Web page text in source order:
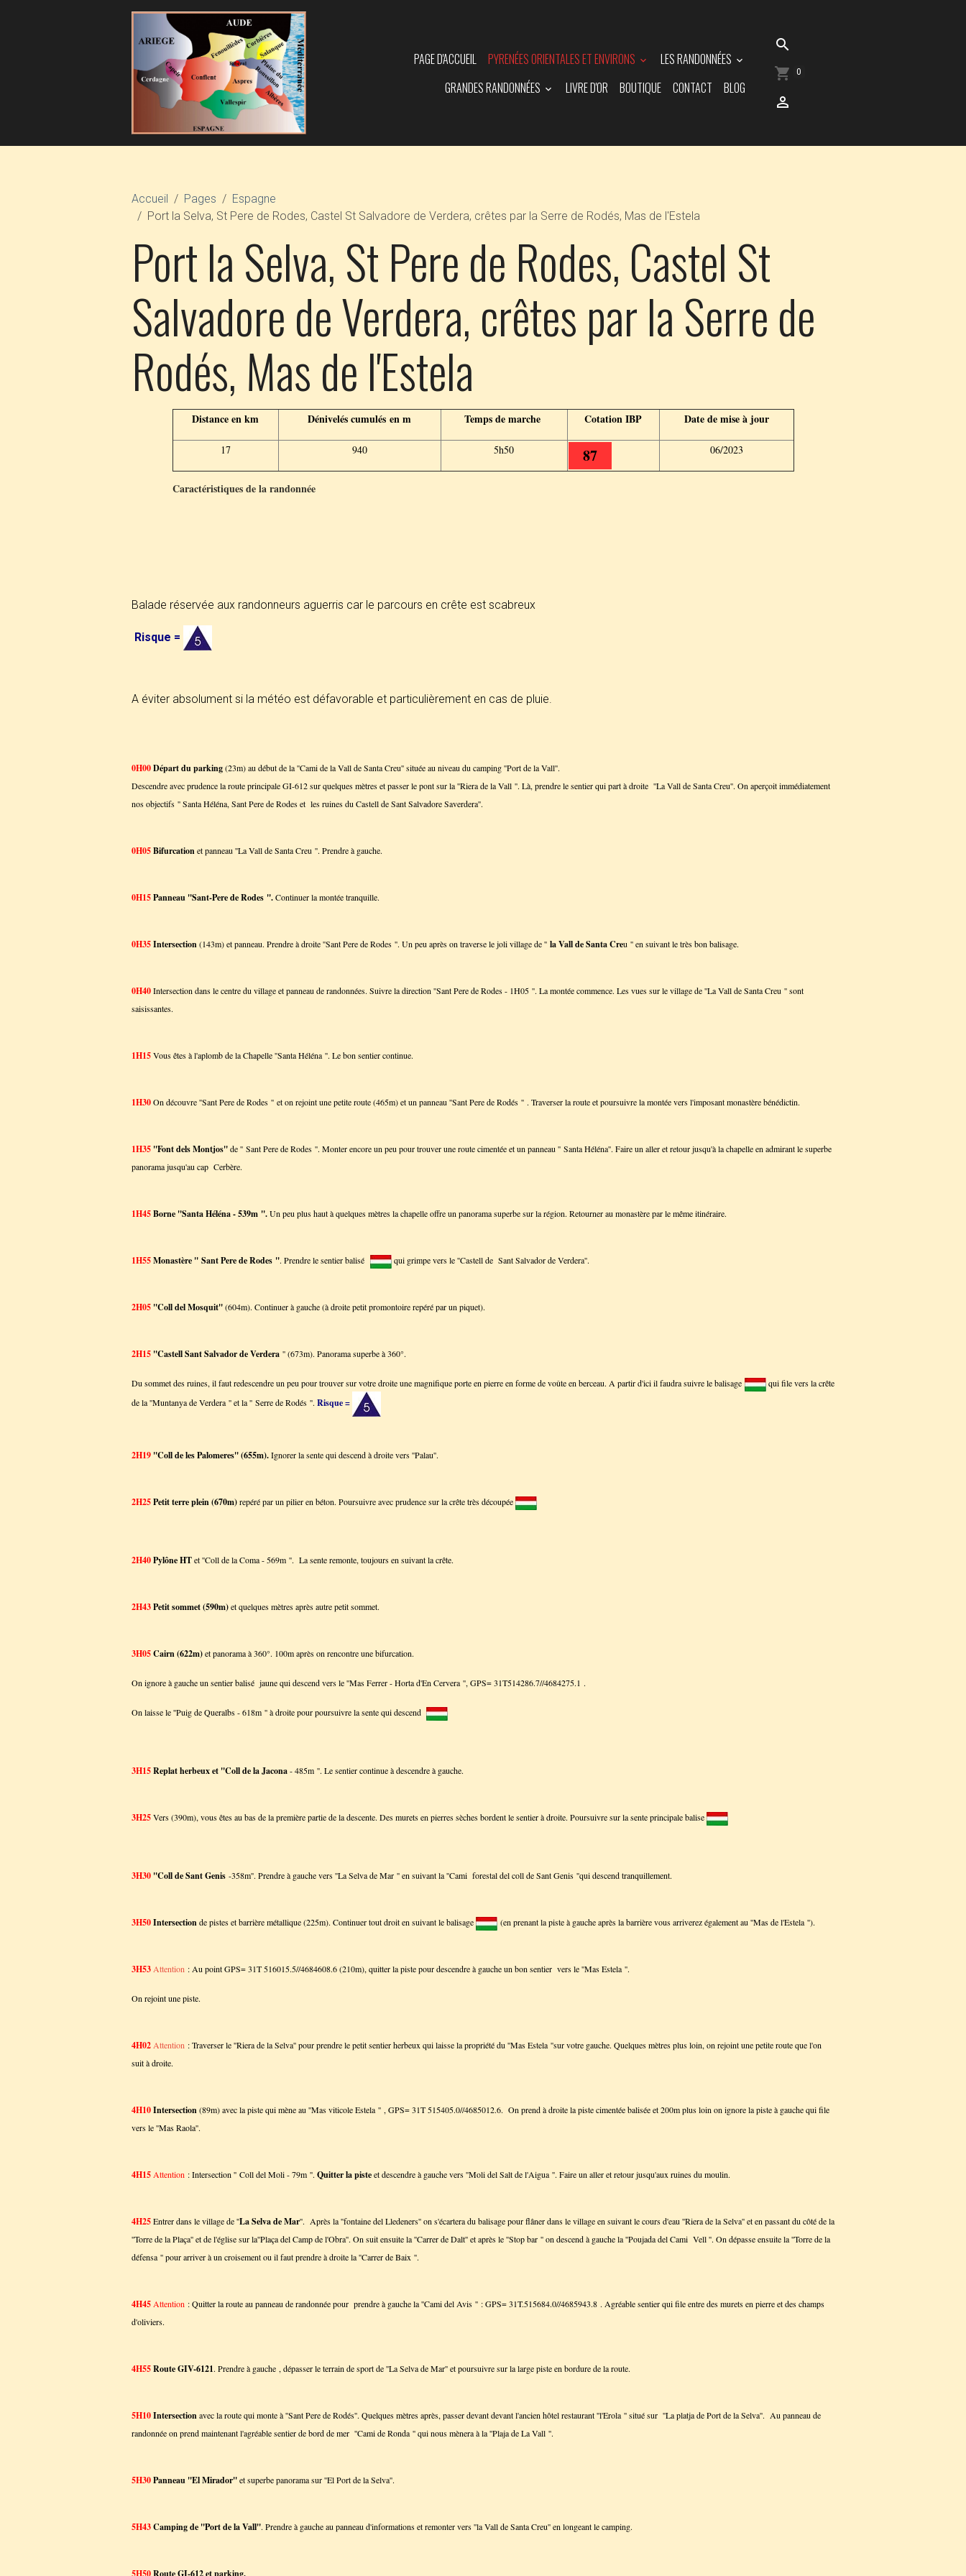
PAGE D'ACCUEIL PYRENÉES ORIENTALES ET ENVIRONS
LES RANDONNÉES
GRANDES RANDONNÉES
LIVRE D'OR BOUTIQUE CONTACT BLOG
0
Accueil Pages
Espagne
Port la Selva, St Pere de Rodes, Castel St Salvadore de Verdera, crêtes par la Serre de Rodés, Mas de l'Estela
Port la Selva, St Pere de Rodes, Castel St
Salvadore de Verdera, crêtes par la Serre de
Rodés, Mas de l'Estela
Distance en km Dénivelés cumulés en m Temps de marche Cotation IBP Date de mise à jour
Caractéristiques de la randonnée
17 940 5h50 87 06/2023
Balade réservée aux randonneurs aguerris car le parcours en crête est scabreux
Risque =
A éviter absolument si la météo est défavorable et particulièrement en cas de pluie.
0H00Départ du parking(23m) au début de la ''Cami de la Vall de Santa Creu'' située au niveau du camping ''Port de la Vall''.
Descendre avec prudence la route principale GI-612 sur quelques mètres et passer le pont sur la ''Riera de la Vall ''. Là, prendre le sentier qui part à droite ''La Vall de Santa Creu''. On aperçoit immédiatement
nos objectifs '' Santa Héléna, Sant Pere de Rodes et les ruines du Castell de Sant Salvadore Saverdera''.
0H05Bifurcationet panneau ''La Vall de Santa Creu ''. Prendre à gauche.
0H15Panneau ''Sant-Pere de Rodes ''.Continuer la montée tranquille.
0H35Intersection(143m) et panneau. Prendre à droite ''Sant Pere de Rodes ''. Un peu après on traverse le joli village de '' la Vall de Santa Creu '' en suivant le très bon balisage.
0H40Intersection dans le centre du village et panneau de randonnées. Suivre la direction ''Sant Pere de Rodes - 1H05 ''. La montée commence. Les vues sur le village de ''La Vall de Santa Creu '' sont
saisissantes.
1H15Vous êtes à l'aplomb de la Chapelle ''Santa Héléna ''. Le bon sentier continue.
1H30On découvre ''Sant Pere de Rodes '' et on rejoint une petite route (465m) et un panneau ''Sant Pere de Rodés '' . Traverser la route et poursuivre la montée vers l'imposant monastère bénédictin.
1H35 ''Font dels Montjos''de '' Sant Pere de Rodes ''. Monter encore un peu pour trouver une route cimentée et un panneau '' Santa Héléna''. Faire un aller et retour jusqu'à la chapelle en admirant le superbe
panorama jusqu'au cap Cerbère.
1H45Borne ''Santa Héléna - 539m ''.Un peu plus haut à quelques mètres la chapelle offre un panorama superbe sur la région. Retourner au monastère par le même itinéraire.
1H55Monastère '' Sant Pere de Rodes ''. Prendre le sentier balisé qui grimpe vers le ''Castell de Sant Salvador de Verdera''.
2H05 ''Coll del Mosquit''(604m). Continuer à gauche (à droite petit promontoire repéré par un piquet).
2H15 ''Castell Sant Salvador de Verdera '' (673m). Panorama superbe à 360°.
Du sommet des ruines, il faut redescendre un peu pour trouver sur votre droite une magnifique porte en pierre en forme de voûte en berceau. A partir d'ici il faudra suivre le balisage
qui file vers la crête
de la ''Muntanya de Verdera '' et la '' Serre de Rodés ''. Risque =
2H19 ''Coll de les Palomeres'' (655m).Ignorer la sente qui descend à droite vers ''Palau''.
2H25Petit terre plein (670m)repéré par un pilier en béton. Poursuivre avec prudence sur la crête très découpée
2H40Pylône HTet ''Coll de la Coma - 569m ''. La sente remonte, toujours en suivant la crête.
2H43Petit sommet (590m)et quelques mètres après autre petit sommet.
3H05Cairn (622m)et panorama à 360°. 100m après on rencontre une bifurcation.
On ignore à gauche un sentier balisé jaune qui descend vers le ''Mas Ferrer - Horta d'En Cervera '', GPS= 31T514286.7//4684275.1 .
On laisse le ''Puig de Queralbs - 618m '' à droite pour poursuivre la sente qui descend
3H15Replat herbeux et ''Coll de la Jacona- 485m ''. Le sentier continue à descendre à gauche.
3H25Vers (390m), vous êtes au bas de la première partie de la descente. Des murets en pierres sèches bordent le sentier à droite. Poursuivre sur la sente principale balise
3H30 ''Coll de Sant Genis -358m''. Prendre à gauche vers ''La Selva de Mar '' en suivant la ''Cami forestal del coll de Sant Genis ''qui descend tranquillement.
3H50Intersectionde pistes et barrière métallique (225m). Continuer tout droit en suivant le balisage (en prenant la piste à gauche après la barrière vous arriverez également au ''Mas de l'Estela '').
3H53 Attention : Au point GPS= 31T 516015.5//4684608.6 (210m), quitter la piste pour descendre à gauche un bon sentier vers le ''Mas Estela ''.
On rejoint une piste.
4H02 Attention : Traverser le ''Riera de la Selva'' pour prendre le petit sentier herbeux qui laisse la propriété du ''Mas Estela ''sur votre gauche. Quelques mètres plus loin, on rejoint une petite route que l'on
suit à droite.
4H10Intersection(89m) avec la piste qui mène au ''Mas viticole Estela '' , GPS= 31T 515405.0//4685012.6. On prend à droite la piste cimentée balisée et 200m plus loin on ignore la piste à gauche qui file
vers le ''Mas Raola''.
4H15 Attention : Intersection '' Coll del Moli - 79m ''. Quitter la pisteet descendre à gauche vers ''Moli del Salt de l'Aigua ''. Faire un aller et retour jusqu'aux ruines du moulin.
4H25Entrer dans le village de ''La Selva de Mar''. Après la ''fontaine del Lledeners'' on s'écartera du balisage pour flâner dans le village en suivant le cours d'eau ''Riera de la Selva'' et en passant du côté de la
''Torre de la Plaça'' et de l'église sur la''Plaça del Camp de l'Obra''. On suit ensuite la ''Carrer de Dalt'' et après le ''Stop bar '' on descend à gauche la ''Poujada del Cami Vell ''. On dépasse ensuite la ''Torre de la
défensa '' pour arriver à un croisement ou il faut prendre à droite la ''Carrer de Baix ''.
4H45 Attention : Quitter la route au panneau de randonnée pour prendre à gauche la ''Cami del Avis '' : GPS= 31T.515684.0//4685943.8 . Agréable sentier qui file entre des murets en pierre et des champs
d'oliviers.
4H55Route GIV-6121. Prendre à gauche , dépasser le terrain de sport de ''La Selva de Mar'' et poursuivre sur la large piste en bordure de la route.
5H10Intersectionavec la route qui monte à ''Sant Pere de Rodés''. Quelques mètres après, passer devant devant l'ancien hôtel restaurant ''l'Erola '' situé sur ''La platja de Port de la Selva''. Au panneau de
randonnée on prend maintenant l'agréable sentier de bord de mer ''Cami de Ronda '' qui nous mènera à la ''Plaja de La Vall ''.
5H30Panneau ''El Mirador''et superbe panorama sur ''El Port de la Selva''.
5H43Camping de ''Port de la Vall''. Prendre à gauche au panneau d'informations et remonter vers ''la Vall de Santa Creu'' en longeant le camping.
5H50Route GI-612 et parking.